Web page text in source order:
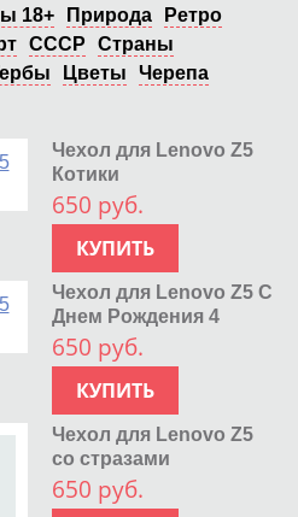
18+ Природа
Ретро
СССР
Страны
Цветы
Черепа
Чехол для Lenovo Z5
Котики
650 руб.
КУПИТЬ
Чехол для Lenovo Z5 С
Днем Рождения 4
650 руб.
КУПИТЬ
Чехол для Lenovo Z5
со стразами
650 руб.